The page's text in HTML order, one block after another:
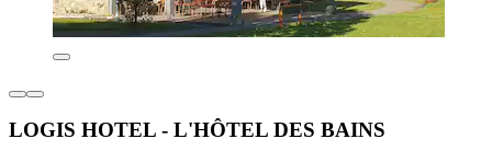
LOGIS HOTEL - L'HÔTEL DES BAINS